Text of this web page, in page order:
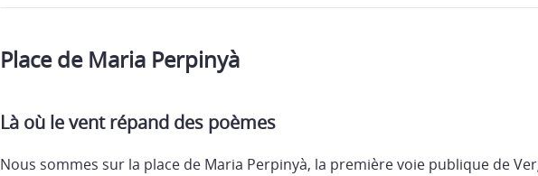
Place de Maria Perpinyà
Là où le vent répand des poèmes
Nous sommes sur la place de Maria Perpinyà, la première voie publique de